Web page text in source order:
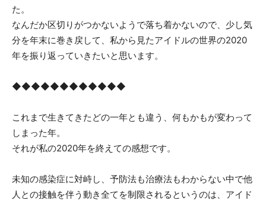
た。
なんだか区切りがつかないようで落ち着かないので、少し気
分を年末に巻き戻して、私から見たアイドルの世界の2020
年を振り返っていきたいと思います。
◆◆◆◆◆◆◆◆◆◆◆◆
これまで生きてきたどの一年とも違う、何もかもが変わって
しまった年。
それが私の2020年を終えての感想です。
未知の感染症に対峙し、予防法も治療法もわからない中で他
人との接触を伴う動き全てを制限されるというのは、アイド